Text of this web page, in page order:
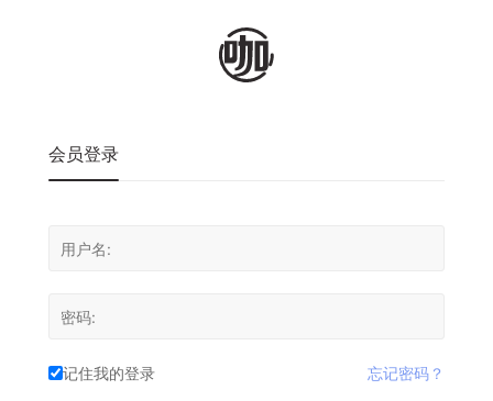
会员登录
记住我的登录 忘记密码？